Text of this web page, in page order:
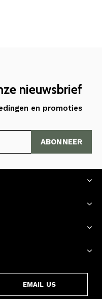
nieuwsbrief
en promoties
ABONNEER
EMAIL US